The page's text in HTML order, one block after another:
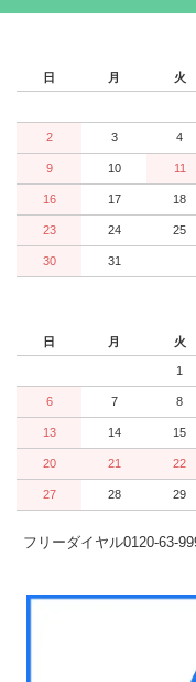
日 月 火
2 3 4
9 10 11
16 17 18
23 24 25
30 31
日 月 火
1
6 7 8
13 14 15
20 21 22
27 28 29
フリーダイヤル0120-63-